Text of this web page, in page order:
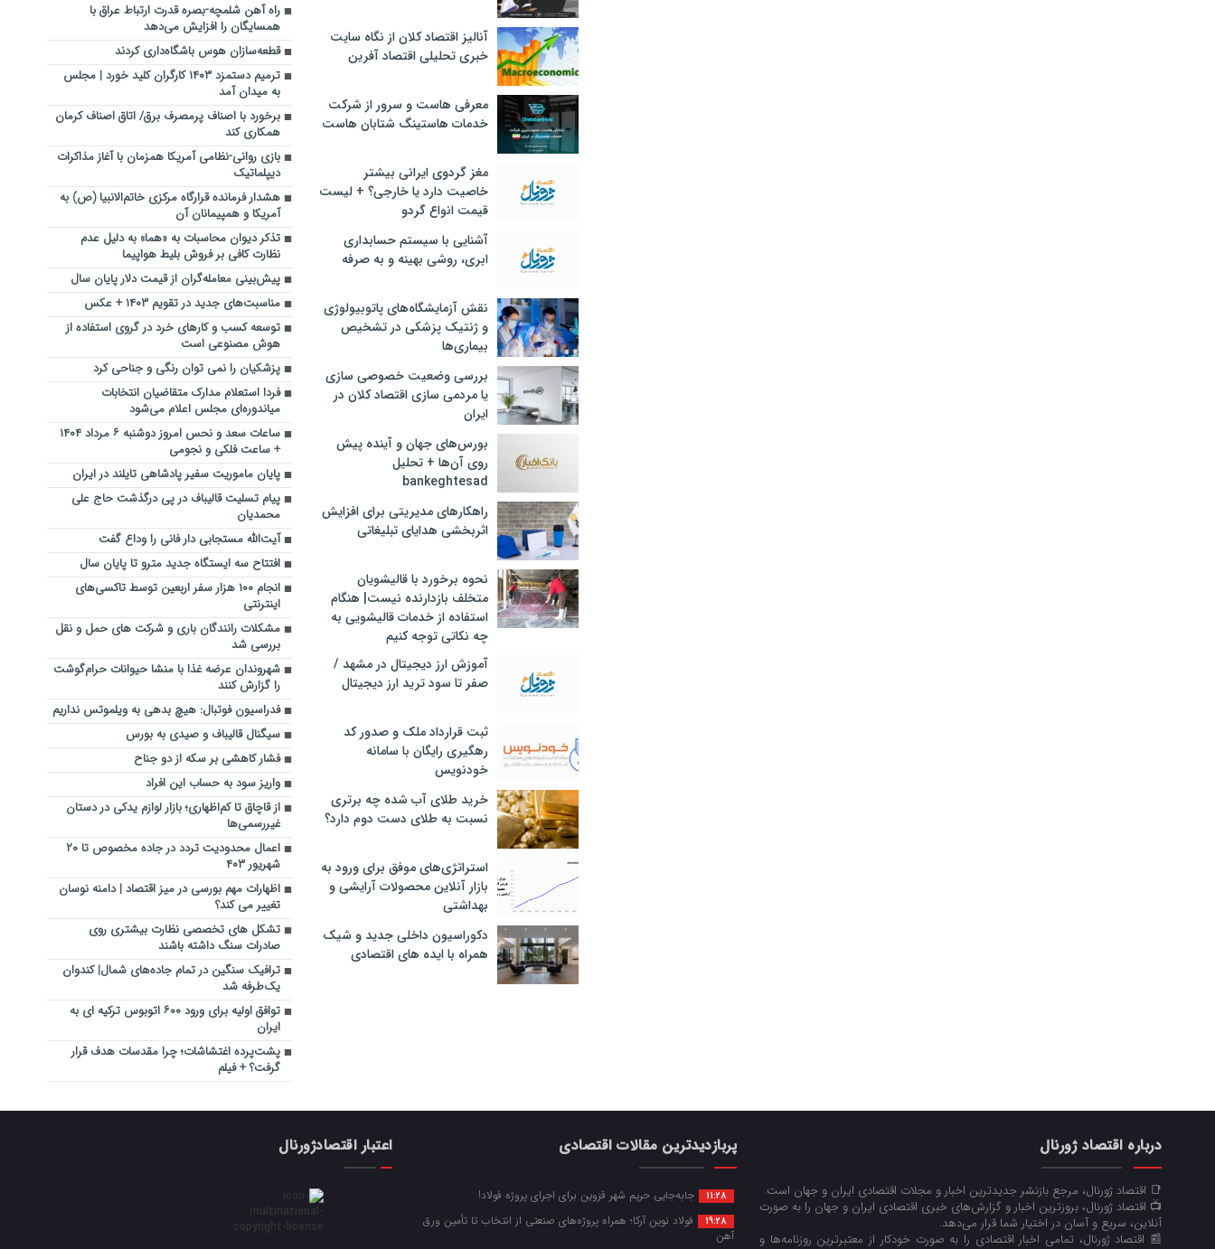
آنالیز اقتصاد کلان از نگاه سایت
خبری تحلیلی اقتصاد آفرین
معرفی هاست و سرور از شرکت
خدمات هاستینگ شتابان هاست
مغز گردوی ایرانی بیشتر
خاصیت دارد یا خارجی؟ + لیست
قیمت انواع گردو
آشنایی با سیستم حسابداری
ابری، روشی بهینه و به صرفه
نقش آزمایشگاه‌های پاتوبیولوژی
و ژنتیک پزشکی در تشخیص
بیماری‌ها
بررسی وضعیت خصوصی سازی
یا مردمی سازی اقتصاد کلان در
ایران
بورس‌های جهان و آینده پیش
روی آن‌ها + تحلیل
bankeghtesad
راهکارهای مدیریتی برای افزایش
اثربخشی هدایای تبلیغاتی
نحوه برخورد با قالیشویان
متخلف بازدارنده نیست| هنگام
استفاده از خدمات قالیشویی به
چه نکاتی توجه کنیم
آموزش ارز دیجیتال در مشهد /
صفر تا سود ترید ارز دیجیتال
ثبت قرارداد ملک و صدور کد
رهگیری رایگان با سامانه
خودنویس
خرید طلای آب شده چه برتری
نسبت به طلای دست دوم دارد؟
استراتژی‌های موفق برای ورود به
بازار آنلاین محصولات آرایشی و
بهداشتی
دکوراسیون داخلی جدید و شیک
همراه با ایده های اقتصادی
راه آهن شلمچه-بصره قدرت ارتباط عراق با
همسایگان را افزایش می‌دهد
قطعه‌سازان هوس باشگاه‌داری کردند
ترمیم دستمزد ۱۴۰۳ کارگران کلید خورد | مجلس
به میدان آمد
برخورد با اصناف پرمصرف برق/ اتاق اصناف کرمان
همکاری کند
بازی روانی-نظامی آمریکا همزمان با آغاز مذاکرات
دیپلماتیک
هشدار فرمانده قرارگاه مرکزی خاتم‌الانبیا (ص) به
آمریکا و همپیمانان آن
تذکر دیوان محاسبات به «هما» به دلیل عدم
نظارت کافی بر فروش بلیط هواپیما
پیش‌بینی معامله‌گران از قیمت دلار پایان سال
مناسبت‌های جدید در تقویم ۱۴۰۳ + عکس
توسعه کسب‌ و کارهای خرد در گروی استفاده از
هوش مصنوعی است
پزشکیان را نمی توان رنگی و جناحی کرد
فردا استعلام مدارک متقاضیان انتخابات
میاندوره‌ای مجلس اعلام می‌شود
ساعات سعد و نحس امروز دوشنبه ۶ مرداد ۱۴۰۴
+ ساعت فلکی و نجومی
پایان ماموریت سفیر پادشاهی تایلند در ایران
پیام تسلیت قالیباف در پی درگذشت حاج علی
محمدیان
آیت‌الله مستجابی دار فانی را وداع گفت
افتتاح سه ایستگاه جدید مترو تا پایان سال
انجام ۱۰۰ هزار سفر اربعین توسط تاکسی‌های
اینترنتی
مشکلات رانندگان باری و شرکت های حمل و نقل
بررسی شد
شهروندان عرضه غذا با منشا حیوانات حرام‌گوشت
را گزارش کنند
فدراسیون فوتبال: هیچ بدهی به ویلموتس نداریم
سیگنال قالیباف و صیدی به بورس
فشار کاهشی بر سکه از دو جناح
واریز سود به حساب این افراد
از قاچاق تا کم‌اظهاری؛ بازار لوازم یدکی در دستان
غیررسمی‌ها
اعمال محدودیت تردد در جاده مخصوص تا ۲۰
شهریور ۴۰۳
اظهارات مهم بورسی در میز اقتصاد | دامنه نوسان
تغییر می کند؟
تشکل های تخصصی نظارت بیشتری روی
صادرات سنگ داشته باشند
ترافیک سنگین در تمام جاده‌های شمال| کندوان
یک‌طرفه شد
توافق اولیه برای ورود ۶۰۰ اتوبوس ترکیه‌ ای به
ایران
پشت‌پرده اغتشاشات؛ چرا مقدسات هدف قرار
گرفت؟ + فیلم
درباره اقتصاد ژورنال
📑 اقتصاد ژورنال، مرجع بازنشر جدیدترین اخبار و مجلات اقتصادی ایران و جهان است.
📺 اقتصاد ژورنال، بروزترین اخبار و گزارش‌های خبری اقتصادی ایران و جهان را به صورت
آنلاین، سریع و آسان در اختیار شما قرار می‌‌دهد.
📰 اقتصاد ژورنال، تمامی اخبار اقتصادی را به صورت خودکار از معتبرترین روزنامه‌ها و
پربازدیدترین مقالات اقتصادی
11:28 جابه‌جایی حریم شهر قزوین برای اجرای پروژه فولاد!
19:28
فولاد نوین آرکا؛ همراه پروژه‌های صنعتی از انتخاب تا تأمین ورق
آهن
اعتبار اقتصادژورنال